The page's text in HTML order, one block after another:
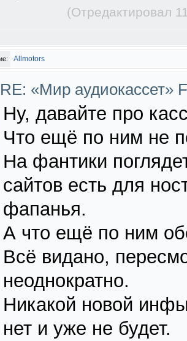
(Отредактировал
Allmotors
RE: «Мир аудиокассет»
Ну, давайте про
Что ещё по ним не
На фантики
сайтов есть для
фапанья.
А что ещё по ним
Всё видано,
неоднократно.
Никакой новой
нет и уже не будет.